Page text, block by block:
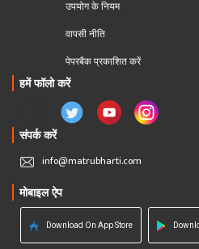
उपयोग के नियम
वापसी नीति
पेपरबैक प्रकाशित करें
हमें फॉलो करें
संपर्क करें
info@matrubharti.com
मोबाइल ऐप
Download On App Store